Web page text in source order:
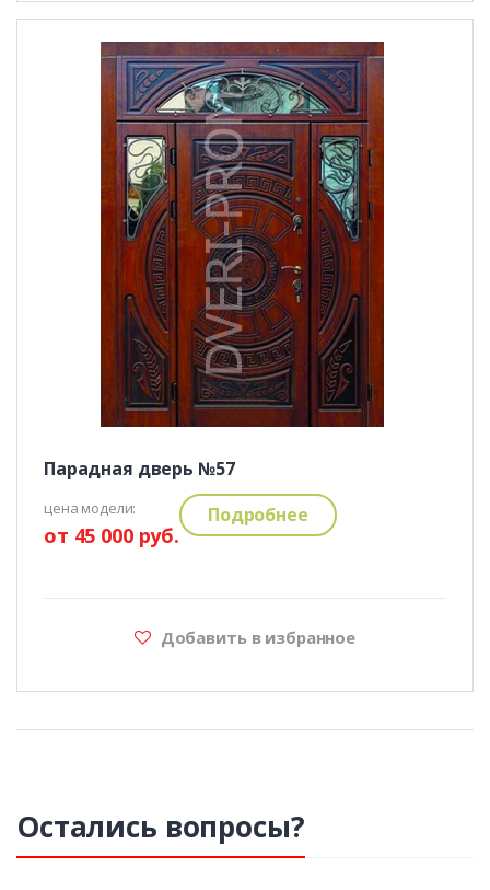
Парадная дверь №57
цена модели:
от 45 000 руб.
Подробнее
Добавить в избранное
Остались вопросы?